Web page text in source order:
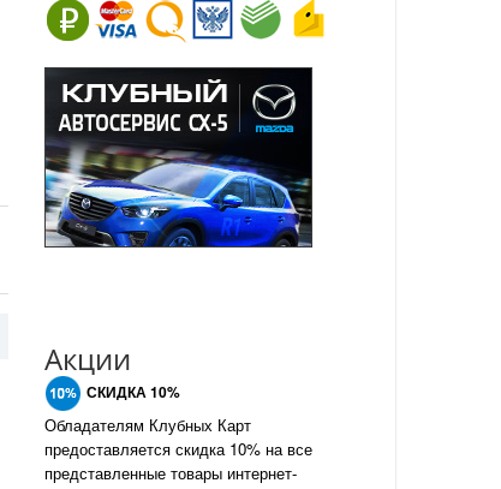
Акции
СКИДКА 10%
Обладателям Клубных Карт
предоставляется скидка 10% на все
представленные товары интернет-